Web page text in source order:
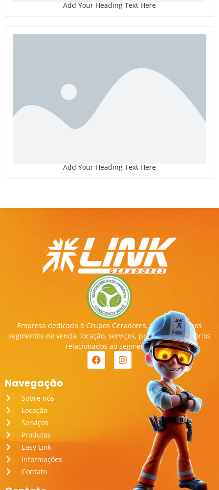
Add Your Heading Text Here
Add Your Heading Text Here
Empresa dedicada à Grupos Geradores, transitando nos
segmentos de venda, locação, serviços, produtos e acessórios
relacionados ao segmento.
Navegação
Sobre nós
Locação
Serviços
Produtos
Easy Link
Informações
Contato